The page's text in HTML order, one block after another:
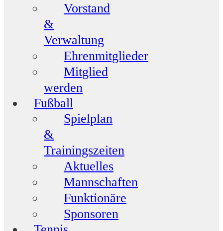
Vorstand
&
Verwaltung
Ehrenmitglieder
Mitglied
werden
Fußball
Spielplan
&
Trainingszeiten
Aktuelles
Mannschaften
Funktionäre
Sponsoren